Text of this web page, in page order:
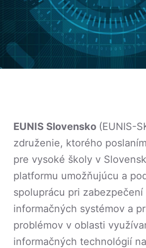
EUNIS Slovensko (EUNIS-
združenie, ktorého
pre vysoké školy v
platformu umožňujúcu a
spoluprácu pri
informačných systémov a
problémov v oblasti
informačných technológií